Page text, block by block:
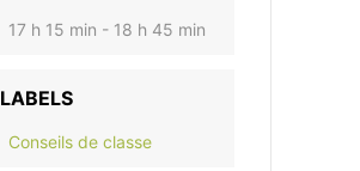
17 h 15 min - 18 h 45 min
LABELS
Conseils de classe